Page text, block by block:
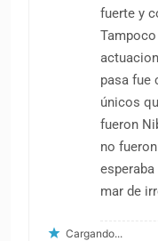
fuerte y
pasa fue
únicos
fueron
no
mar de
Cargando...